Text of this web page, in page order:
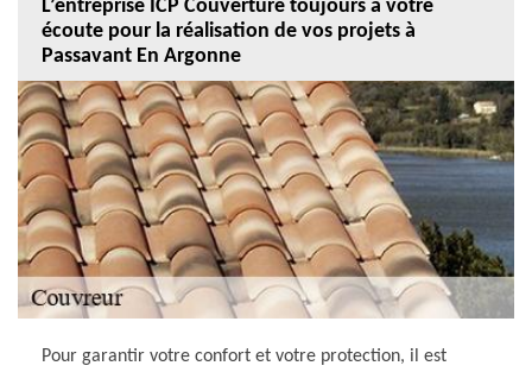
L’entreprise ICP Couverture toujours à votre
écoute pour la réalisation de vos projets à
Passavant En Argonne
Pour garantir votre confort et votre protection, il est